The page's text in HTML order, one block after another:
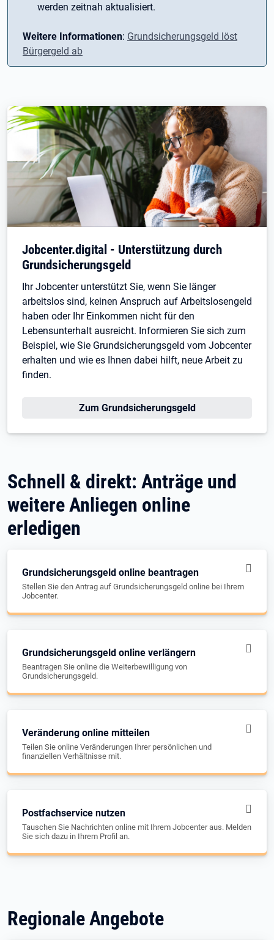
werden zeitnah aktualisiert.
Weitere Informationen: Grundsicherungsgeld löst
Bürgergeld ab
Jobcenter.digital - Unterstützung durch
Grundsicherungsgeld
Ihr Jobcenter unterstützt Sie, wenn Sie länger
arbeitslos sind, keinen Anspruch auf Arbeitslosengeld
haben oder Ihr Einkommen nicht für den
Lebensunterhalt ausreicht. Informieren Sie sich zum
Beispiel, wie Sie Grundsicherungsgeld vom Jobcenter
erhalten und wie es Ihnen dabei hilft, neue Arbeit zu
finden.
Zum Grundsicherungsgeld
Schnell & direkt: Anträge und
weitere Anliegen online
erledigen
Grundsicherungsgeld online beantragen
Stellen Sie den Antrag auf Grundsicherungsgeld online bei Ihrem
Jobcenter.
Grundsicherungsgeld online verlängern
Beantragen Sie online die Weiterbewilligung von
Grundsicherungsgeld.
Veränderung online mitteilen
Teilen Sie online Veränderungen Ihrer persönlichen und
finanziellen Verhältnisse mit.
Postfachservice nutzen
Tauschen Sie Nachrichten online mit Ihrem Jobcenter aus. Melden
Sie sich dazu in Ihrem Profil an.
Regionale Angebote